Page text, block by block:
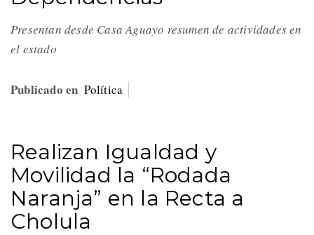
Presentan desde Casa Aguayo resumen de actividades en
el estado
Publicado en Política
Realizan Igualdad y
Movilidad la “Rodada
Naranja” en la Recta a
Cholula